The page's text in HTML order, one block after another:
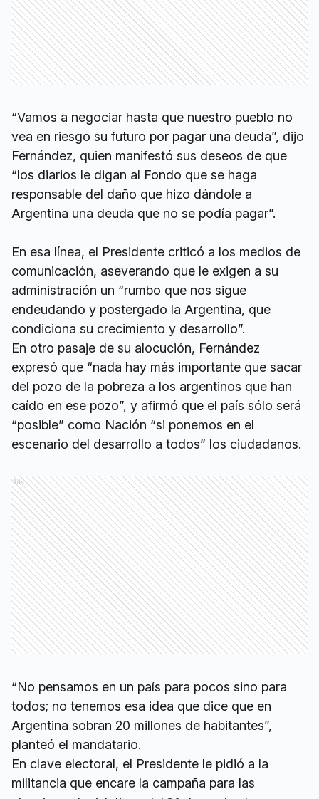
“Vamos a negociar hasta que nuestro pueblo no
vea en riesgo su futuro por pagar una deuda”, dijo
Fernández, quien manifestó sus deseos de que
“los diarios le digan al Fondo que se haga
responsable del daño que hizo dándole a
Argentina una deuda que no se podía pagar”.
En esa línea, el Presidente criticó a los medios de
comunicación, aseverando que le exigen a su
administración un “rumbo que nos sigue
endeudando y postergado la Argentina, que
condiciona su crecimiento y desarrollo”.
En otro pasaje de su alocución, Fernández
expresó que “nada hay más importante que sacar
del pozo de la pobreza a los argentinos que han
caído en ese pozo”, y afirmó que el país sólo será
“posible” como Nación “si ponemos en el
escenario del desarrollo a todos” los ciudadanos.
Ads
“No pensamos en un país para pocos sino para
todos; no tenemos esa idea que dice que en
Argentina sobran 20 millones de habitantes”,
planteó el mandatario.
En clave electoral, el Presidente le pidió a la
militancia que encare la campaña para las